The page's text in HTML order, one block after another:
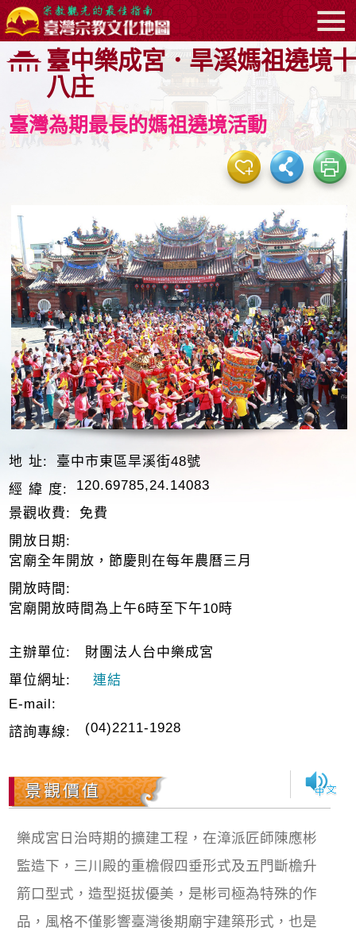
跳
到
內
:::
臺中樂成宮．旱溪媽祖遶境十
八庄
臺灣為期最長的媽祖遶境活動
地 址:
臺中市東區旱溪街48號
經 緯 度:
120.69785,24.14083
景觀收費:
免費
開放日期:
宮廟全年開放，節慶則在每年農曆三月
開放時間:
宮廟開放時間為上午6時至下午10時
主辦單位:
財團法人台中樂成宮
單位網址:
連結
E-mail:
諮詢專線:
(04)2211-1928
景觀價值
樂成宮日治時期的擴建工程，在漳派匠師陳應彬
監造下，三川殿的重檐假四垂形式及五門斷檐升
箭口型式，造型挺拔優美，是彬司極為特殊的作
品，風格不僅影響臺灣後期廟宇建築形式，也是